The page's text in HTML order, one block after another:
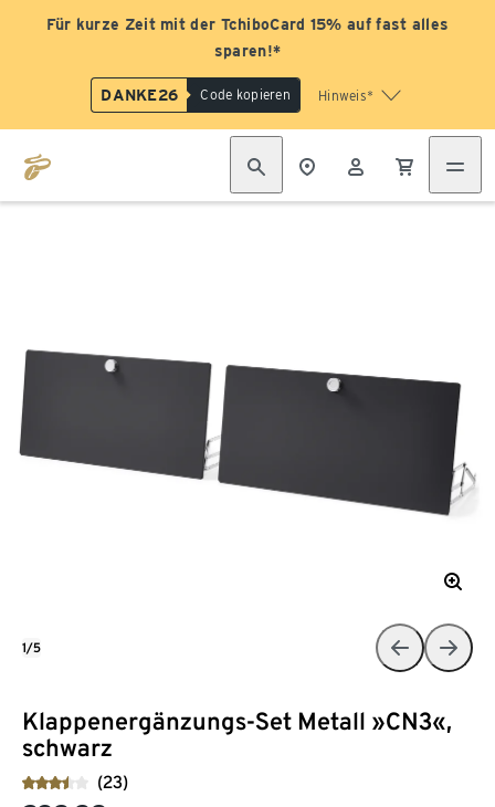
Für kurze Zeit mit der TchiboCard 15% auf fast alles
sparen!*
DANKE26 Code kopieren Hinweis*
Klappenergänzungs-Set Metall »CN3«,
schwarz
(23)
1/5